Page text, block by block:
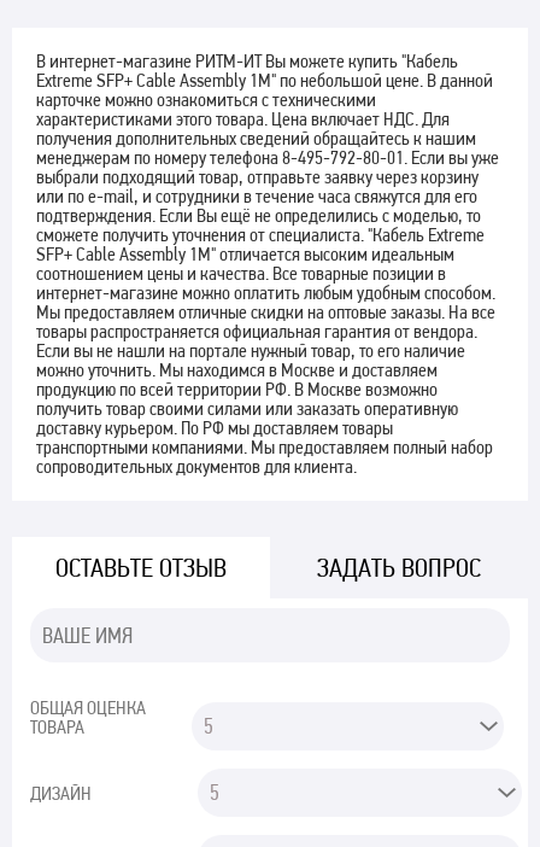
В интернет-магазине РИТМ-ИТ Вы можете купить "Кабель
Extreme SFP+ Cable Assembly 1M" по небольшой цене. В данной
карточке можно ознакомиться с техническими
характеристиками этого товара. Цена включает НДС. Для
получения дополнительных сведений обращайтесь к нашим
менеджерам по номеру телефона 8-495-792-80-01. Если вы уже
выбрали подходящий товар, отправьте заявку через корзину
или по e-mail, и сотрудники в течение часа свяжутся для его
подтверждения. Если Вы ещё не определились с моделью, то
сможете получить уточнения от специалиста. "Кабель Extreme
SFP+ Cable Assembly 1M" отличается высоким идеальным
соотношением цены и качества. Все товарные позиции в
интернет-магазине можно оплатить любым удобным способом.
Мы предоставляем отличные скидки на оптовые заказы. На все
товары распространяется официальная гарантия от вендора.
Если вы не нашли на портале нужный товар, то его наличие
можно уточнить. Мы находимся в Москве и доставляем
продукцию по всей территории РФ. В Москве возможно
получить товар своими силами или заказать оперативную
доставку курьером. По РФ мы доставляем товары
транспортными компаниями. Мы предоставляем полный набор
сопроводительных документов для клиента.
ОСТАВЬТЕ ОТЗЫВ ЗАДАТЬ ВОПРОС
ОБЩАЯ ОЦЕНКА
ТОВАРА
ДИЗАЙН